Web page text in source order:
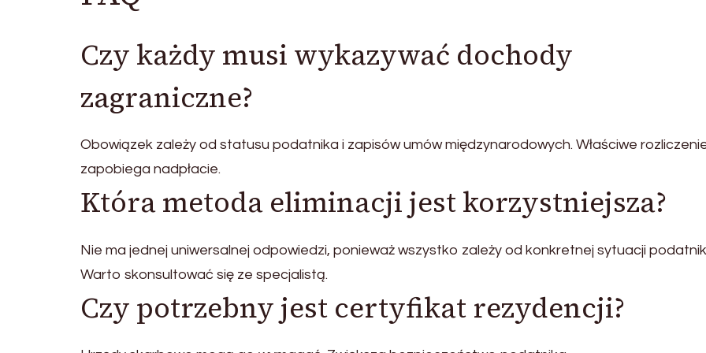
Czy każdy musi wykazywać dochody
zagraniczne?
Obowiązek zależy od statusu podatnika i zapisów umów międzynarodowych. Właściwe
zapobiega nadpłacie.
Która metoda eliminacji jest korzystniejsza?
Nie ma jednej uniwersalnej odpowiedzi, ponieważ wszystko zależy od konkretnej sytuacji
Warto skonsultować się ze specjalistą.
Czy potrzebny jest certyfikat rezydencji?